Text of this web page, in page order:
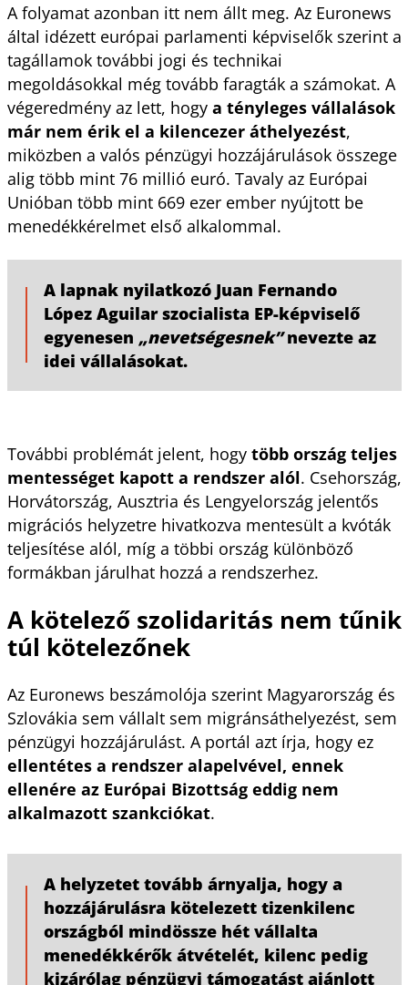
A folyamat azonban itt nem állt meg. Az Euronews
által idézett európai parlamenti képviselők szerint a
tagállamok további jogi és technikai
megoldásokkal még tovább faragták a számokat. A
végeredmény az lett, hogy a tényleges vállalások
már nem érik el a kilencezer áthelyezést,
miközben a valós pénzügyi hozzájárulások összege
alig több mint 76 millió euró. Tavaly az Európai
Unióban több mint 669 ezer ember nyújtott be
menedékkérelmet első alkalommal.
A lapnak nyilatkozó Juan Fernando
López Aguilar szocialista EP-képviselő
egyenesen „nevetségesnek”nevezte az
idei vállalásokat.
További problémát jelent, hogy több ország teljes
mentességet kapott a rendszer alól. Csehország,
Horvátország, Ausztria és Lengyelország jelentős
migrációs helyzetre hivatkozva mentesült a kvóták
teljesítése alól, míg a többi ország különböző
formákban járulhat hozzá a rendszerhez.
A kötelező szolidaritás nem tűnik
túl kötelezőnek
Az Euronews beszámolója szerint Magyarország és
Szlovákia sem vállalt sem migránsáthelyezést, sem
pénzügyi hozzájárulást. A portál azt írja, hogy ez
ellentétes a rendszer alapelvével, ennek
ellenére az Európai Bizottság eddig nem
alkalmazott szankciókat.
A helyzetet tovább árnyalja, hogy a
hozzájárulásra kötelezett tizenkilenc
országból mindössze hét vállalta
menedékkérők átvételét, kilenc pedig
kizárólag pénzügyi támogatást ajánlott